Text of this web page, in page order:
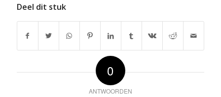
Deel dit stuk
0
ANTWOORDEN